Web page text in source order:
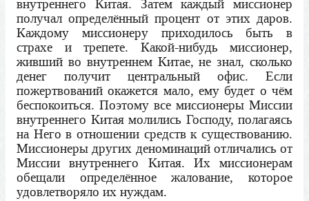
внутреннего Китая. Затем каждый миссионер
получал определённый процент от этих даров.
Каждому миссионеру приходилось быть в
страхе и трепете. Какой-нибудь миссионер,
живший во внутреннем Китае, не знал, сколько
денег получит центральный офис. Если
пожертвований окажется мало, ему будет о чём
беспокоиться. Поэтому все миссионеры Миссии
внутреннего Китая молились Господу, полагаясь
на Него в отношении средств к существованию.
Миссионеры других деноминаций отличались от
Миссии внутреннего Китая. Их миссионерам
обещали определённое жалование, которое
удовлетворяло их нуждам.